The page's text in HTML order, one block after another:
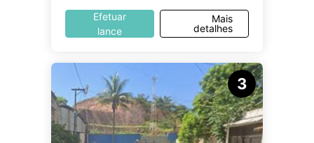
Efetuar
lance
Mais
detalhes
3